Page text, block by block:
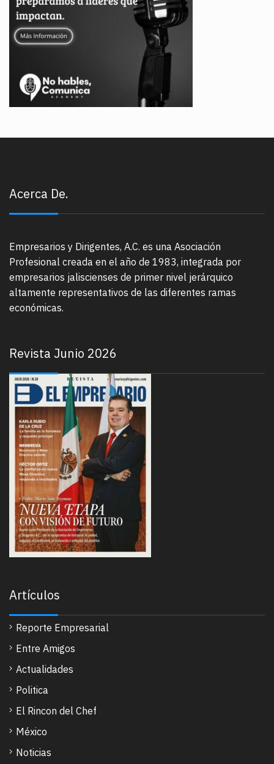
Acerca De.
Empresarios y Dirigentes, A.C. es una Asociación
Profesional creada en el año de 1983, integrada por
empresarios jaliscienses de primer nivel jerárquico
altamente representativos de las diferentes ramas
económicas.
Revista Junio 2026
Artículos
Reporte Empresarial
Entre Amigos
Actualidades
Politica
El Rincon del Chef
México
Noticias